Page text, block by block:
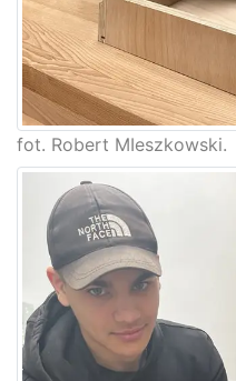
fot. Robert MIeszkowski.